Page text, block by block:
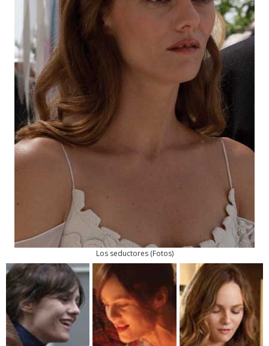
Los seductores(Fotos)